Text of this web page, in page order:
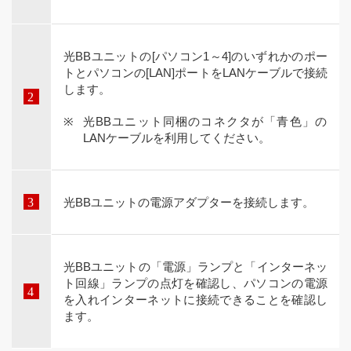
光BBユニットの[パソコン1～4]のいずれかのポー
トとパソコンの[LAN]ポートをLANケーブルで接続
します。
光BBユニット同梱のコネクタが「青色」の
LANケーブルを利用してください。
光BBユニットの電源アダプターを接続します。
光BBユニットの「電源」ランプと「インターネッ
ト回線」ランプの点灯を確認し、パソコンの電源
を入れインターネットに接続できることを確認し
ます。